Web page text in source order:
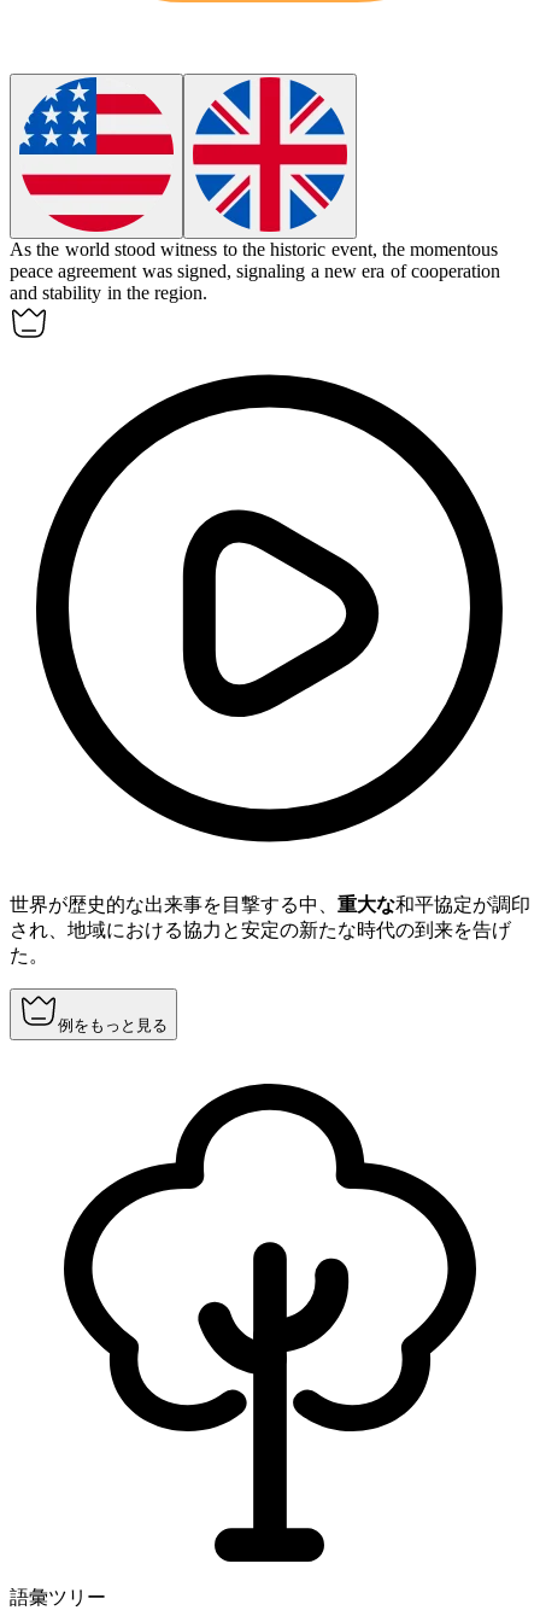
As the world stood witness to the historic event, themomentous
peace agreement was signed, signaling a new era of cooperation
and stability in the region.
世界が歴史的な出来事を目撃する中、 重大な和平協定が調印
され、地域における協力と安定の新たな時代の到来を告げ
た。
例をもっと見る
語彙ツリー